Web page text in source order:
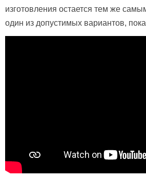
изготовления остается тем же
один из допустимых вариантов,